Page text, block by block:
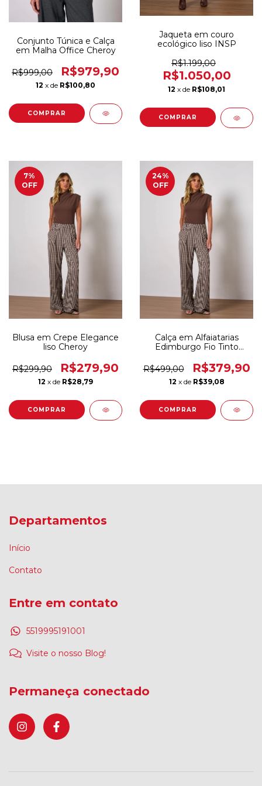
Conjunto Túnica e Calça
em Malha Office Cheroy
R$999,00 R$979,90
12 x de R$100,80
COMPRAR
Jaqueta em couro
ecológico liso INSP
R$1.199,00
R$1.050,00
12 x de R$108,01
COMPRAR
7%
OFF
Blusa em Crepe Elegance
liso Cheroy
R$299,90 R$279,90
12 x de R$28,79
COMPRAR
24%
OFF
Calça em Alfaiatarias
Edimburgo Fio Tinto
R$499,00
R$379,90
12 x de R$39,08
COMPRAR
Departamentos
Início
Contato
Entre em contato
5519995191001
Visite o nosso Blog!
Permaneça conectado